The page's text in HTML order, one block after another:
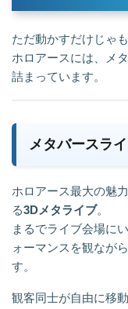
ただ動かすだけじゃ
ホロアースには、メ
詰まっています。
メタバースラ
ホロアース最大の魅
る3Dメタライブ。
まるでライブ会場に
ォーマンスを観なが
す。
観客同士が自由に移